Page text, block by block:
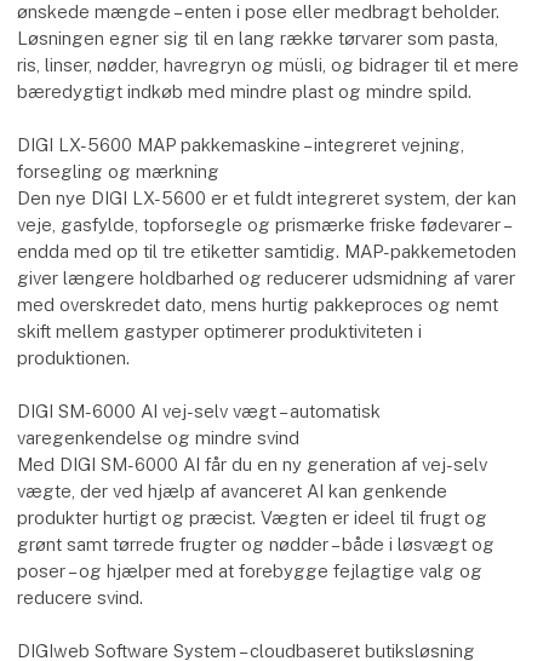
ønskede mængde – enten i pose eller medbragt beholder.
Løsningen egner sig til en lang række tørvarer som pasta,
ris, linser, nødder, havregryn og müsli, og bidrager til et mere
bæredygtigt indkøb med mindre plast og mindre spild.
DIGI LX-5600 MAP pakkemaskine – integreret vejning,
forsegling og mærkning
Den nye DIGI LX-5600 er et fuldt integreret system, der kan
veje, gasfylde, topforsegle og prismærke friske fødevarer –
endda med op til tre etiketter samtidig. MAP-pakkemetoden
giver længere holdbarhed og reducerer udsmidning af varer
med overskredet dato, mens hurtig pakkeproces og nemt
skift mellem gastyper optimerer produktiviteten i
produktionen.
DIGI SM-6000 AI vej-selv vægt – automatisk
varegenkendelse og mindre svind
Med DIGI SM-6000 AI får du en ny generation af vej-selv
vægte, der ved hjælp af avanceret AI kan genkende
produkter hurtigt og præcist. Vægten er ideel til frugt og
grønt samt tørrede frugter og nødder – både i løsvægt og
poser – og hjælper med at forebygge fejlagtige valg og
reducere svind.
DIGIweb Software System – cloudbaseret butiksløsning